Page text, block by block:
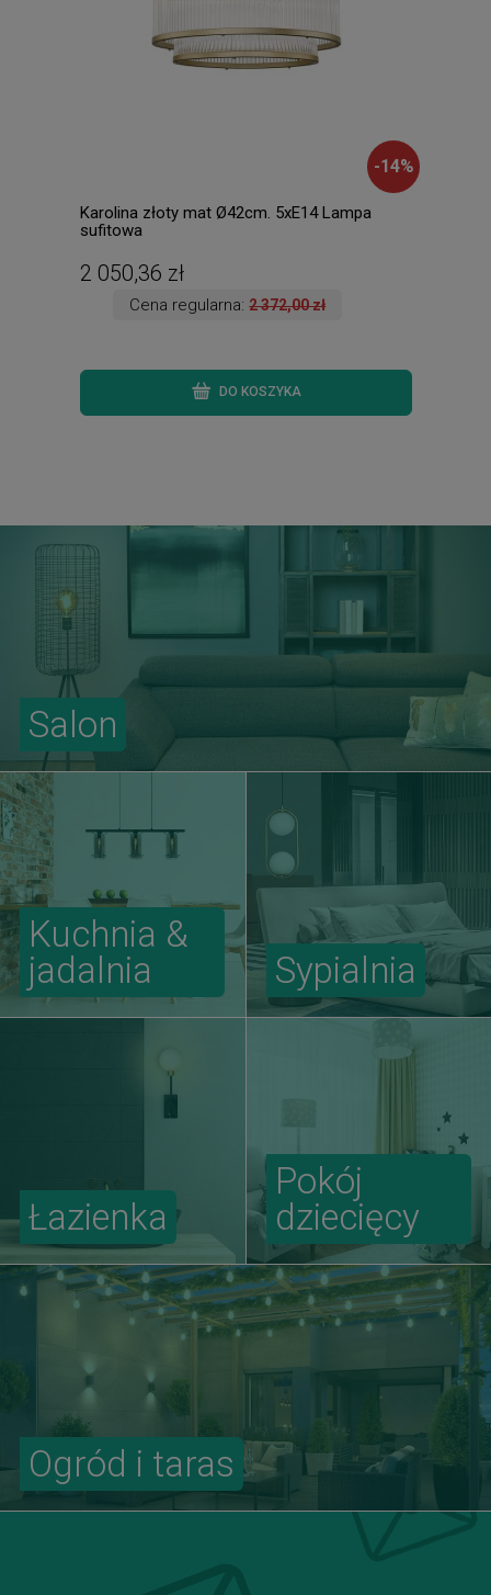
-14%
Karolina złoty mat Ø42cm. 5xE14 Lampa
sufitowa
2 050,36 zł
Cena regularna:2 372,00 zł
DO KOSZYKA
Salon
Kuchnia &
jadalnia
Sypialnia
Ogród i taras
Łazienka
Pokój
dziecięcy